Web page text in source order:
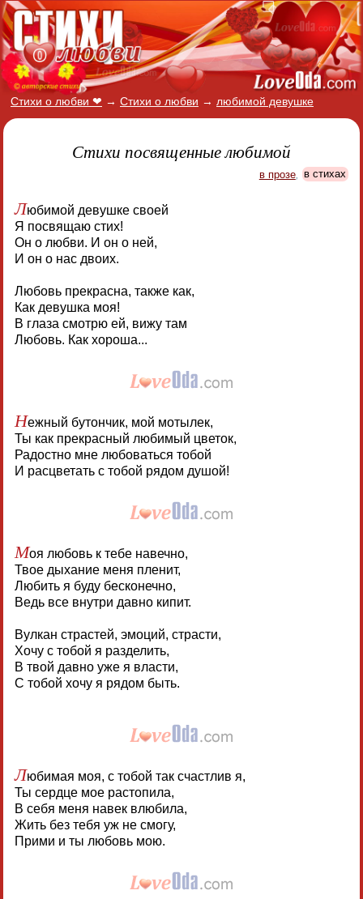
Стихи о любви ❤ → Стихи о любви → любимой девушке
Стихи посвященные любимой
в прозе, в стихах
Любимой девушке своей
Я посвящаю стих!
Он о любви. И он о ней,
И он о нас двоих.
Любовь прекрасна, также как,
Как девушка моя!
В глаза смотрю ей, вижу там
Любовь. Как хороша...
Нежный бутончик, мой мотылек,
Ты как прекрасный любимый цветок,
Радостно мне любоваться тобой
И расцветать с тобой рядом душой!
Моя любовь к тебе навечно,
Твое дыхание меня пленит,
Любить я буду бесконечно,
Ведь все внутри давно кипит.
Вулкан страстей, эмоций, страсти,
Хочу с тобой я разделить,
В твой давно уже я власти,
С тобой хочу я рядом быть.
Любимая моя, с тобой так счастлив я,
Ты сердце мое растопила,
В себя меня навек влюбила,
Жить без тебя уж не смогу,
Прими и ты любовь мою.